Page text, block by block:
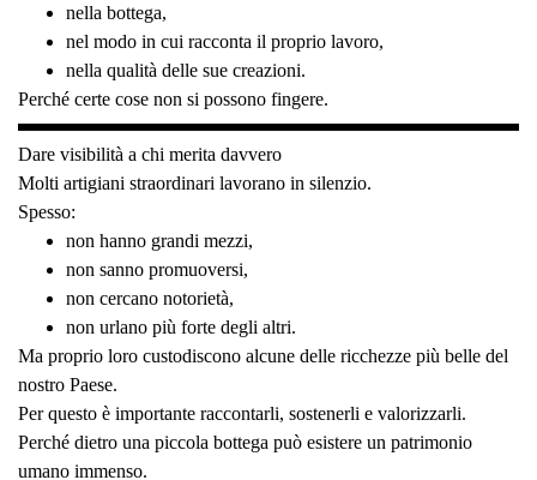
nella bottega,
nel modo in cui racconta il proprio lavoro,
nella qualità delle sue creazioni.
Perché certe cose non si possono fingere.
Dare visibilità a chi merita davvero
Molti artigiani straordinari lavorano in silenzio.
Spesso:
non hanno grandi mezzi,
non sanno promuoversi,
non cercano notorietà,
non urlano più forte degli altri.
Ma proprio loro custodiscono alcune delle ricchezze più belle del
nostro Paese.
Per questo è importante raccontarli, sostenerli e valorizzarli.
Perché dietro una piccola bottega può esistere un patrimonio
umano immenso.